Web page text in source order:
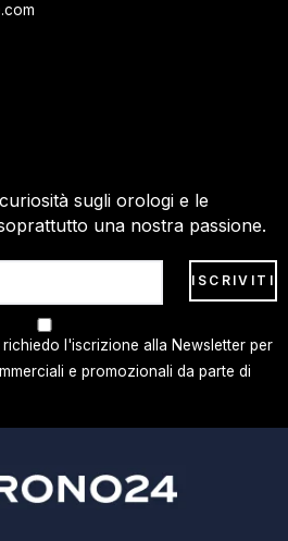
sugli orologi e le
una nostra passione.
l'iscrizione alla Newsletter per
e promozionali da parte di